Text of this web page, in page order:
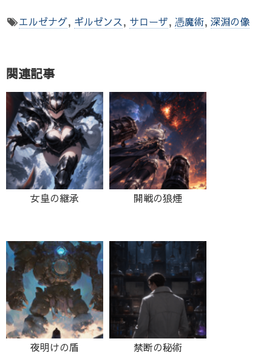
エルゼナグ, ギルゼンス, サローザ, 憑魔術, 深淵の像
関連記事
女皇の継承 開戦の狼煙
夜明けの盾 禁断の秘術